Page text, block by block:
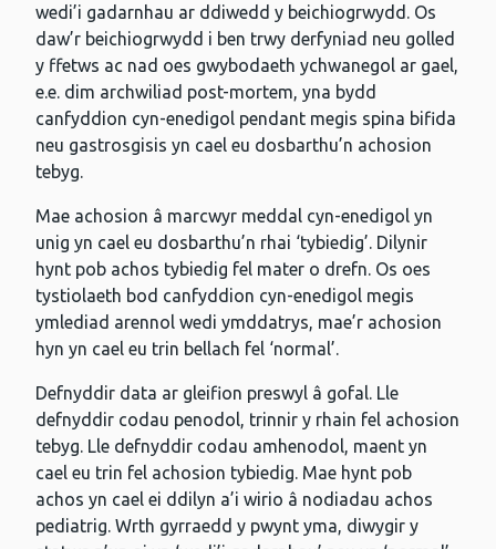
wedi’i gadarnhau ar ddiwedd y beichiogrwydd. Os
daw’r beichiogrwydd i ben trwy derfyniad neu golled
y ffetws ac nad oes gwybodaeth ychwanegol ar gael,
e.e. dim archwiliad post-mortem, yna bydd
canfyddion cyn-enedigol pendant megis spina bifida
neu gastrosgisis yn cael eu dosbarthu’n achosion
tebyg.
Mae achosion â marcwyr meddal cyn-enedigol yn
unig yn cael eu dosbarthu’n rhai ‘tybiedig’. Dilynir
hynt pob achos tybiedig fel mater o drefn. Os oes
tystiolaeth bod canfyddion cyn-enedigol megis
ymlediad arennol wedi ymddatrys, mae’r achosion
hyn yn cael eu trin bellach fel ‘normal’.
Defnyddir data ar gleifion preswyl â gofal. Lle
defnyddir codau penodol, trinnir y rhain fel achosion
tebyg. Lle defnyddir codau amhenodol, maent yn
cael eu trin fel achosion tybiedig. Mae hynt pob
achos yn cael ei ddilyn a’i wirio â nodiadau achos
pediatrig. Wrth gyrraedd y pwynt yma, diwygir y